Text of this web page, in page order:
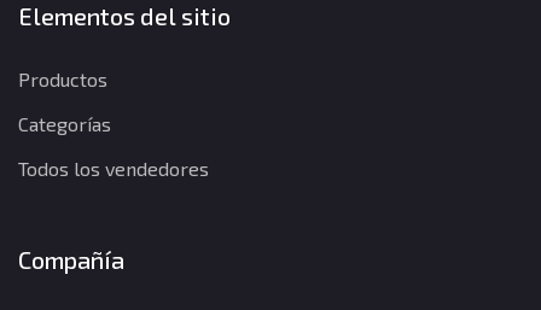
Elementos del sitio
Productos
Categorías
Todos los vendedores
Compañía